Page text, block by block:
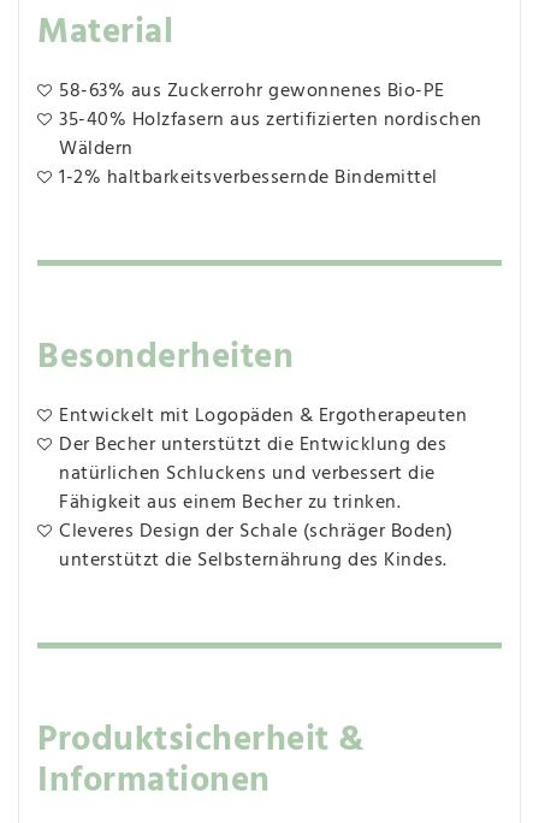
Material
58-63% aus Zuckerrohr gewonnenes Bio-PE
35-40% Holzfasern aus zertifizierten nordischen
Wäldern
1-2% haltbarkeitsverbessernde Bindemittel
Besonderheiten
Entwickelt mit Logopäden & Ergotherapeuten
Der Becher unterstützt die Entwicklung des
natürlichen Schluckens und verbessert die
Fähigkeit aus einem Becher zu trinken.
Cleveres Design der Schale (schräger Boden)
unterstützt die Selbsternährung des Kindes.
Produktsicherheit &
Informationen